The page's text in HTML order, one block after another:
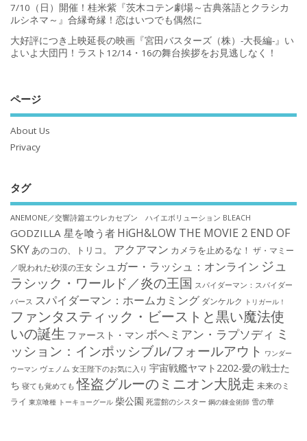
7/10（日）開催！桂米紫『茨木コテン劇場～古典落語とクラシカ
ルシネマ～』合縁奇縁！恋はいつでも偶然に
大好評につき上映延長の映画『宮田バスターズ（株）-大長編-』い
よいよ大団円！ラスト12/14・16の舞台挨拶をお見逃しなく！
ページ
About Us
Privacy
タグ
ANEMONE／交響詩篇エウレカセブン ハイエボリューション BLEACH
GODZILLA 星を喰う者 HiGH&LOW THE MOVIE 2 END OF
SKYあのコの、トリコ。 アクアマン カメラを止めるな！ ザ・マミー
／呪われた砂漠の王女 シュガー・ラッシュ：オンライン ジュ
ラシック・ワールド／炎の王国 スパイダーマン：スパイダー
バース スパイダーマン：ホームカミング ダンケルク トリガール！
ファンタスティック・ビーストと黒い魔法使
いの誕生 ファースト・マン ボヘミアン・ラプソディ ミ
ッション：インポッシブル/フォールアウト ワンダー
ウーマン ヴェノム 女王陛下のお気に入り 宇宙戦艦ヤマト2202-愛の戦士た
ち 寝ても覚めても 怪盗グルーのミニオン大脱走 未来のミ
ライ 東京喰種 トーキョーグール 柴公園 死霊館のシスター 鋼の錬金術師 雪の華